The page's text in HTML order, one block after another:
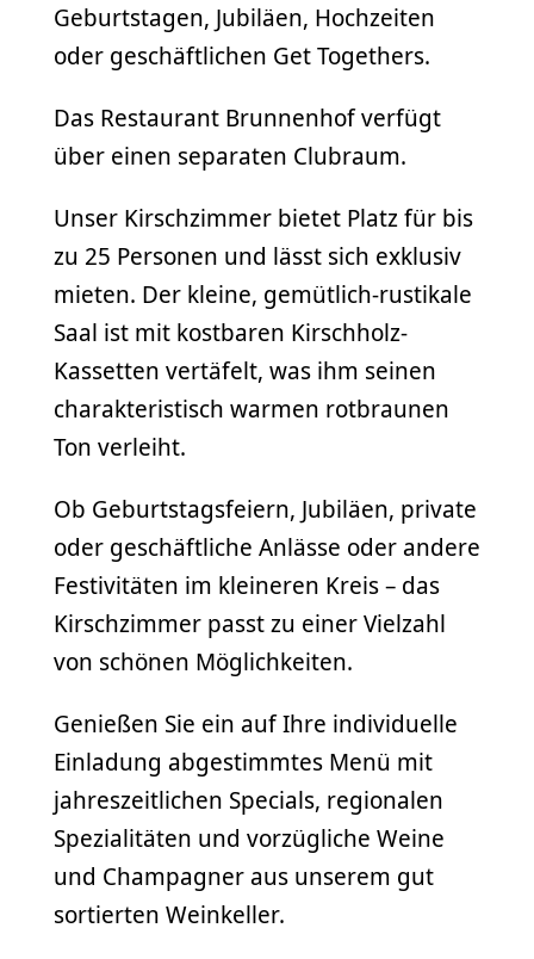
Geburtstagen, Jubiläen, Hochzeiten
oder geschäftlichen Get Togethers.
Das Restaurant Brunnenhof verfügt
über einen separaten Clubraum.
Unser Kirschzimmer bietet Platz für bis
zu 25 Personen und lässt sich exklusiv
mieten. Der kleine, gemütlich-rustikale
Saal ist mit kostbaren Kirschholz-
Kassetten vertäfelt, was ihm seinen
charakteristisch warmen rotbraunen
Ton verleiht.
Ob Geburtstagsfeiern, Jubiläen, private
oder geschäftliche Anlässe oder andere
Festivitäten im kleineren Kreis – das
Kirschzimmer passt zu einer Vielzahl
von schönen Möglichkeiten.
Genießen Sie ein auf Ihre individuelle
Einladung abgestimmtes Menü mit
jahreszeitlichen Specials, regionalen
Spezialitäten und vorzügliche Weine
und Champagner aus unserem gut
sortierten Weinkeller.